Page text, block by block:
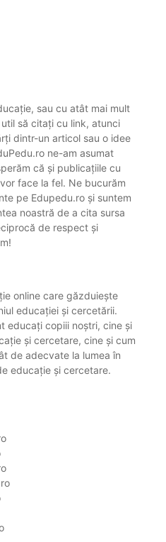
sau cu atât mai mult
să citați cu link, atunci
dintr-un articol sau o idee
ne-am asumat
că și publicațiile cu
face la fel. Ne bucurăm
pe Edupedu.ro și suntem
noastră de a cita sursa
de respect și
online care găzduiește
educației și cercetării.
educați copiii noștri, cine și
și cercetare, cine și cum
de adecvate la lumea în
educație și cercetare.